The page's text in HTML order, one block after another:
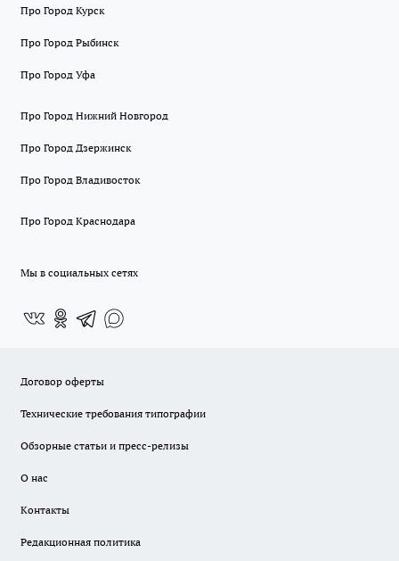
Про Город Курск
Про Город Рыбинск
Про Город Уфа
Про Город Нижний Новгород
Про Город Дзержинск
Про Город Владивосток
Про Город Краснодара
Мы в социальных сетях
Договор оферты
Технические требования типографии
Обзорные статьи и пресс-релизы
О нас
Контакты
Редакционная политика